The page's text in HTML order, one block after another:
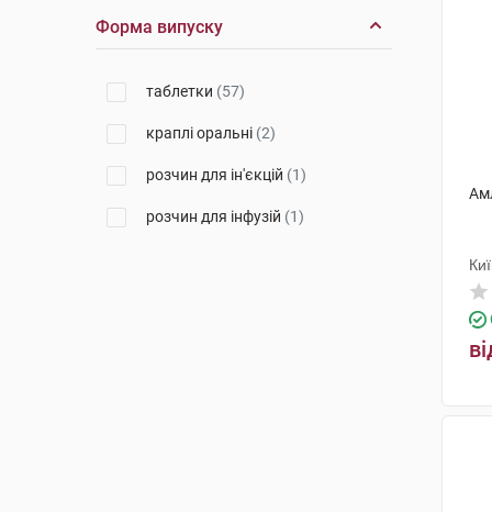
Мікрохім(2)
Торрент Фармасьютікалс
ПРО. МЕД. ЦС Прага
КРКА(1)
Балканфарма-Дупниця
Форма випуску
таблетки (57)
краплі оральні (2)
розчин для ін'єкцій (1)
розчин для інфузій (1)